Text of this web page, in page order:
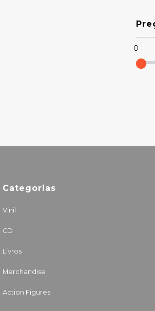
0
Categorias
Vinil
CD
Livros
Merchandise
Action Figures